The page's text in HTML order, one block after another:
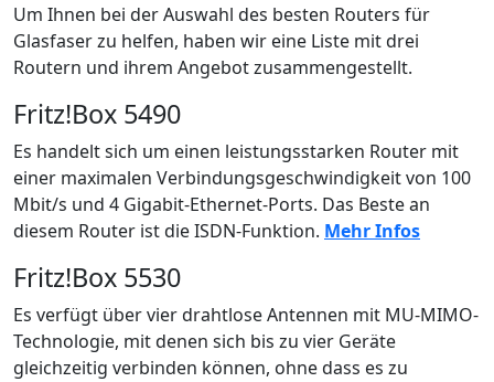
Um Ihnen bei der Auswahl des besten Routers für
Glasfaser zu helfen, haben wir eine Liste mit drei
Routern und ihrem Angebot zusammengestellt.
Fritz!Box 5490
Es handelt sich um einen leistungsstarken Router mit
einer maximalen Verbindungsgeschwindigkeit von 100
Mbit/s und 4 Gigabit-Ethernet-Ports. Das Beste an
diesem Router ist die ISDN-Funktion. Mehr Infos
Fritz!Box 5530
Es verfügt über vier drahtlose Antennen mit MU-MIMO-
Technologie, mit denen sich bis zu vier Geräte
gleichzeitig verbinden können, ohne dass es zu